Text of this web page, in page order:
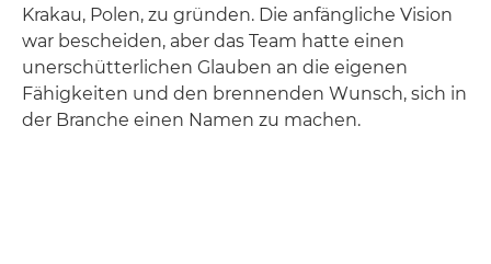
Krakau, Polen, zu gründen. Die anfängliche Vision
war bescheiden, aber das Team hatte einen
unerschütterlichen Glauben an die eigenen
Fähigkeiten und den brennenden Wunsch, sich in
der Branche einen Namen zu machen.